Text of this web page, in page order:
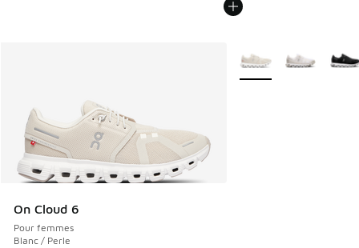
On Cloud 6
Pour femmes
Blanc / Perle
Plus de couleurs